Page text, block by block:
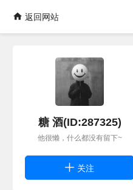
返回网站
糖 酒(ID:287325)
他很懒，什么都没有留下~
关注